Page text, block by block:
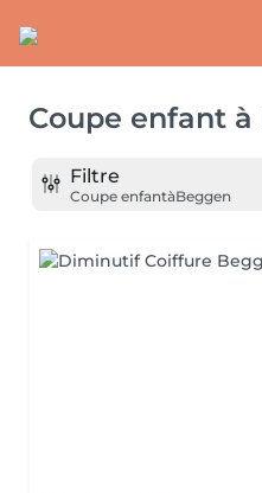
Coupe enfant à
Filtre
Coupe enfantàBeggen